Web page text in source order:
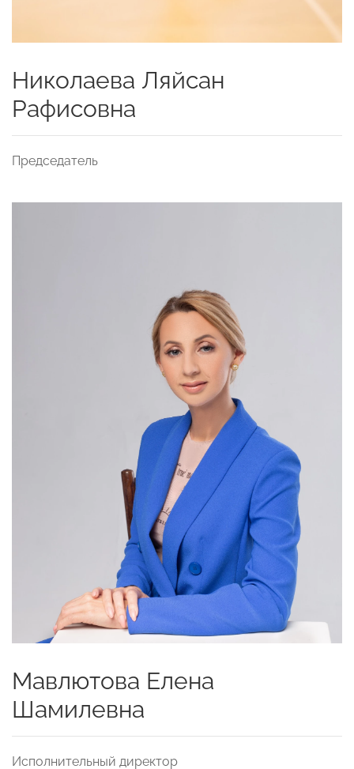
Николаева Ляйсан
Рафисовна
Председатель
Мавлютова Елена
Шамилевна
Исполнительный директор